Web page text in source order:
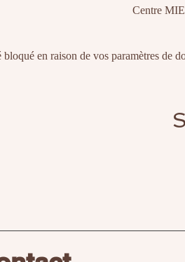
Centre
en raison de vos paramètres de